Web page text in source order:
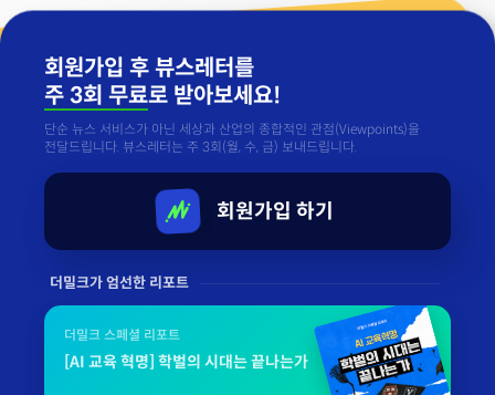
회원가입 후 뷰스레터를
주 3회 무료로 받아보세요!
단순 뉴스 서비스가 아닌 세상과 산업의 종합적인 관점(Viewpoints)을
전달드립니다. 뷰스레터는 주 3회(월, 수, 금) 보내드립니다.
회원가입 하기
더밀크가 엄선한 리포트
더밀크 스페셜 리포트
[AI 교육 혁명] 학벌의 시대는 끝나는가